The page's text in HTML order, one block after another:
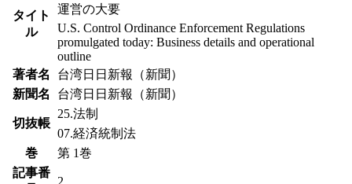
タイト
ル
運営の大要
U.S. Control Ordinance Enforcement Regulations
promulgated today: Business details and operational
outline
著者名
台湾日日新報（新聞）
新聞名
台湾日日新報（新聞）
切抜帳
25.法制
07.経済統制法
巻
第 1巻
記事番
2